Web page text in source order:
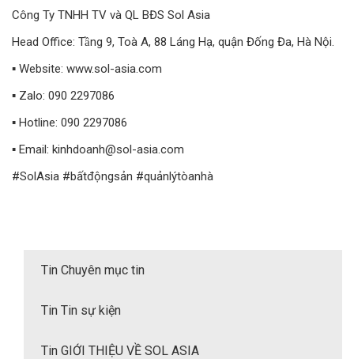
Công Ty TNHH TV và QL BĐS Sol Asia
Head Office: Tầng 9, Toà A, 88 Láng Hạ, quận Đống Đa, Hà Nội.
▪️ Website: www.sol-asia.com
▪️ Zalo: 090 2297086
▪️ Hotline: 090 2297086
▪️ Email: kinhdoanh@sol-asia.com
#SolAsia #bấtđộngsản #quảnlýtòanhà
Tin Chuyên mục tin
Tin Tin sự kiện
Tin GIỚI THIỆU VỀ SOL ASIA